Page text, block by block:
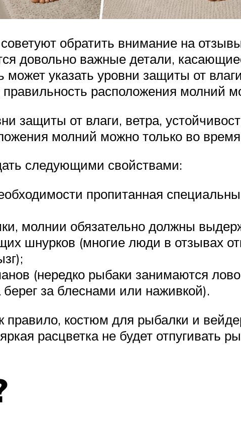
обратить внимание на
довольно важные детали,
указать уровни защиты от
расположения молний
защиты от влаги, ветра,
молний можно только во
следующими свойствами:
пропитанная
молнии обязательно должны
шнурков (многие люди в отзывах
(нередко рыбаки занимаются
за блеснами или наживкой).
правило, костюм для рыбалки и
расцветка не будет отпугивать